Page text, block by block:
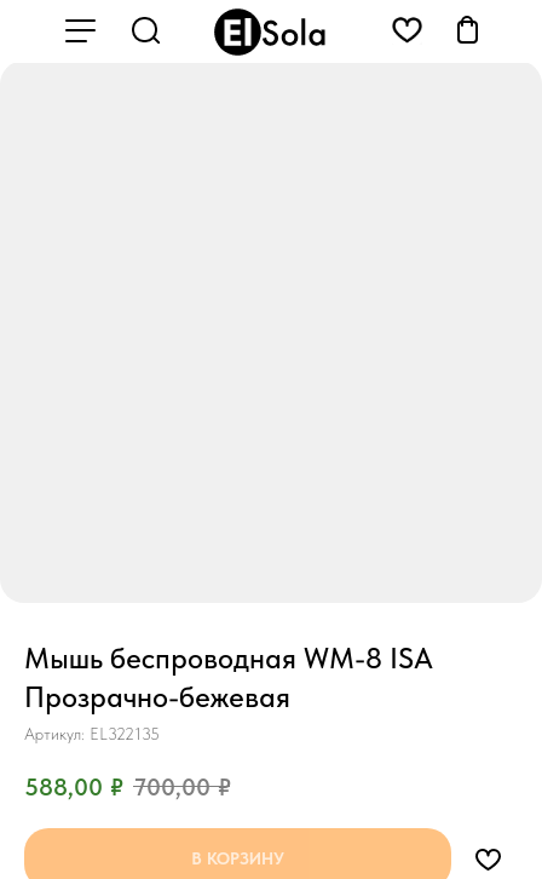
Мышь беспроводная WM-8 ISA
Прозрачно-бежевая
Артикул: EL322135
588,00 ₽ 700,00 ₽
В КОРЗИНУ